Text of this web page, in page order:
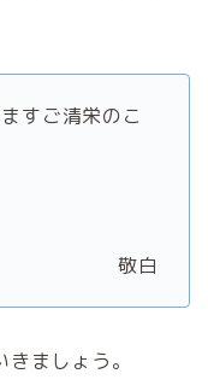
すご清栄のこ
敬白
ましょう。